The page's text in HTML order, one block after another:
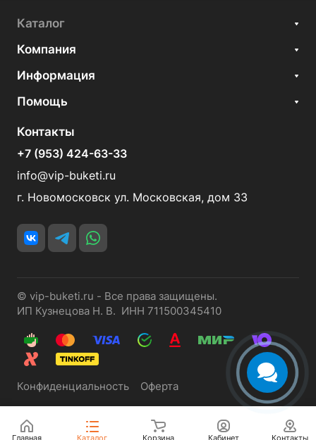
Каталог
Компания
Информация
Помощь
Контакты
+7 (953) 424-63-33
info@vip-buketi.ru
г. Новомосковск ул. Московская, дом 33
© vip-buketi.ru - Все права защищены.
ИП Кузнецова Н. В. ИНН 711500345410
Конфиденциальность Оферта